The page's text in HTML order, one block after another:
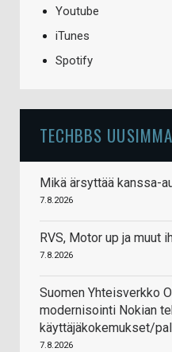
Youtube
iTunes
Spotify
TECHBBS
Mikä ärsyttää kanssa-
7.8.2026
RVS, Motor up ja muut
7.8.2026
Suomen Yhteisverkko
modernisointi Nokian
käyttäjäkokemukset/
7.8.2026